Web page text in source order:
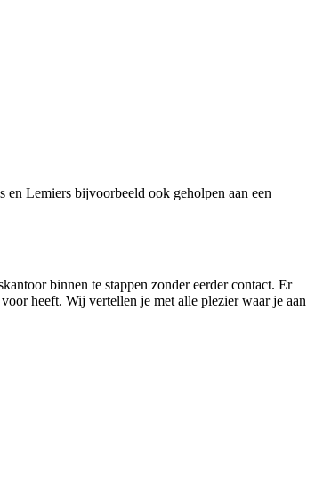
Lemiers bijvoorbeeld ook geholpen aan een
binnen te stappen zonder eerder contact. Er
heeft. Wij vertellen je met alle plezier waar je aan